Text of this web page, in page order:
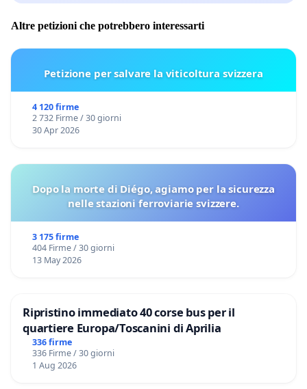
Altre petizioni che potrebbero interessarti
Petizione per salvare la viticoltura svizzera
4 120 firme
2 732 Firme / 30 giorni
30 Apr 2026
Dopo la morte di Diégo, agiamo per la sicurezza
nelle stazioni ferroviarie svizzere.
3 175 firme
404 Firme / 30 giorni
13 May 2026
Ripristino immediato 40 corse bus per il
quartiere Europa/Toscanini di Aprilia
336 firme
336 Firme / 30 giorni
1 Aug 2026